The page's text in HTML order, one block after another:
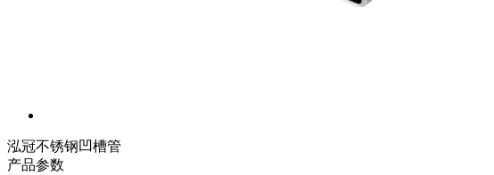
泓冠不锈钢凹槽管
产品参数